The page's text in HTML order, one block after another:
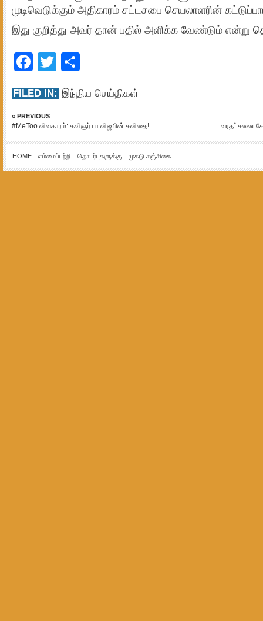
முடிவெடுக்கும் அதிகாரம் சட்டசபை செயலாளரின்
இது குறித்து அவர் தான் பதில் அளிக்க வேண்டும் என்று
Facebook
Twitter
FILED IN: இந்திய செய்திகள்
« PREVIOUS
#MeToo விவகாரம்: கவிஞர் பா.விஜயின் கவிதை! வரதட்சனை
HOME எம்மைப்பற்றி தொடர்புகளுக்கு முகடு சஞ்சிகை